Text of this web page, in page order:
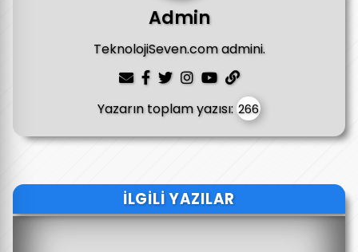
Admin
TeknolojiSeven.com admini.
Yazarın toplam yazısı: 266
İLGILI YAZILAR